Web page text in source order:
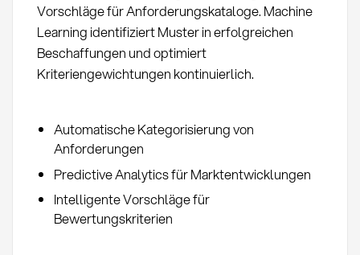
Vorschläge für Anforderungskataloge. Machine
Learning identifiziert Muster in erfolgreichen
Beschaffungen und optimiert
Kriteriengewichtungen kontinuierlich.
Automatische Kategorisierung von
Anforderungen
Predictive Analytics für Marktentwicklungen
Intelligente Vorschläge für
Bewertungskriterien